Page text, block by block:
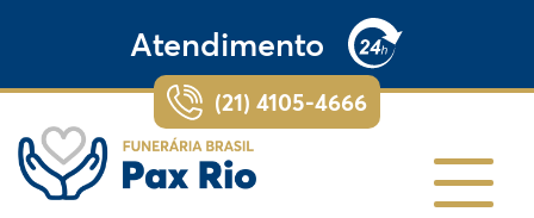
Atendimento
(21) 4105-4666